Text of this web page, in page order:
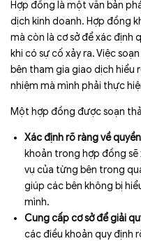
Hợp đồng là một văn bản
dịch kinh doanh. Hợp đồng
mà còn là cơ sở để xác định
khi có sự cố xảy ra. Việc
bên tham gia giao dịch hiểu
nhiệm mà mình phải thực
Một hợp đồng được soạn
Xác địnhrõ ràng về
khoản trong hợp đồng sẽ
vụ của từng bên trong
giúp các bên không bị
mình.
Cung cấp cơ sở để giải
các điều khoản quy định